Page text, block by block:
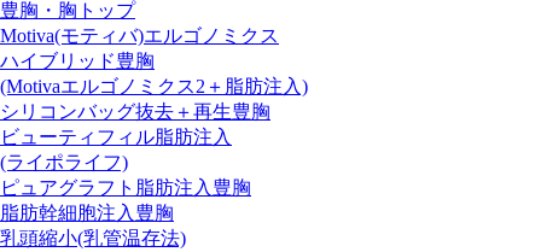
豊胸・胸トップ
Motiva(モティバ)エルゴノミクス
ハイブリッド豊胸
(Motivaエルゴノミクス2＋脂肪注入)
シリコンバッグ抜去＋再生豊胸
ビューティフィル脂肪注入
(ライポライフ)
ピュアグラフト脂肪注入豊胸
脂肪幹細胞注入豊胸
乳頭縮小(乳管温存法)